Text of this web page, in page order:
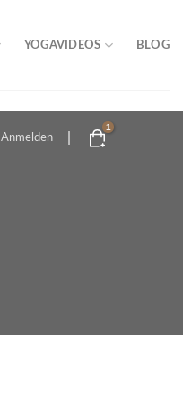
YOGAVIDEOS BLOG
Anmelden